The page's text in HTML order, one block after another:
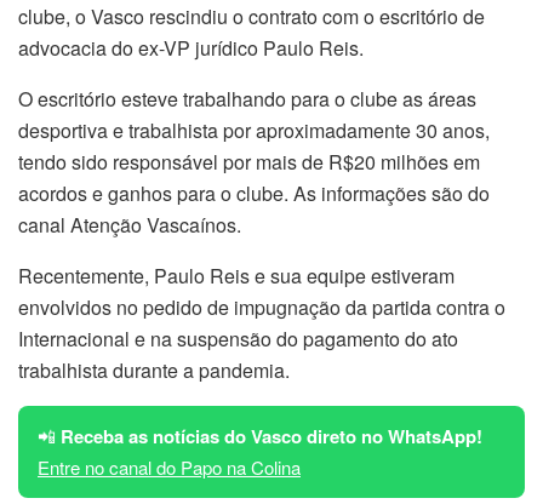
clube, o Vasco rescindiu o contrato com o escritório de
advocacia do ex-VP jurídico Paulo Reis.
O escritório esteve trabalhando para o clube as áreas
desportiva e trabalhista por aproximadamente 30 anos,
tendo sido responsável por mais de R$20 milhões em
acordos e ganhos para o clube. As informações são do
canal Atenção Vascaínos.
Recentemente, Paulo Reis e sua equipe estiveram
envolvidos no pedido de impugnação da partida contra o
Internacional e na suspensão do pagamento do ato
trabalhista durante a pandemia.
📲 Receba as notícias do Vasco direto no WhatsApp!
Entre no canal do Papo na Colina